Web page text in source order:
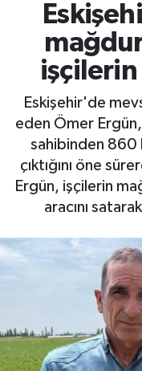
işçilerin
Eskişehir'de
eden Ömer Ergün,
sahibinden 860
çıktığını öne
Ergün, işçilerin
aracını
Spor
Eğitim
Ekonomi
Sağlık
Resmi ilanlar
TFF 3.Lig
Tüm Manşetler
Son Dakika
Haber Arşivi